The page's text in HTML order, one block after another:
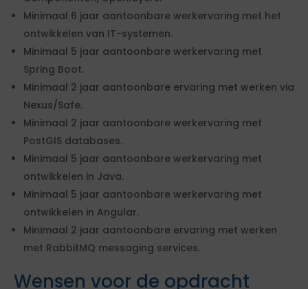
Minimaal 6 jaar aantoonbare werkervaring met het
ontwikkelen van IT-systemen.
Minimaal 5 jaar aantoonbare werkervaring met
Spring Boot.
Minimaal 2 jaar aantoonbare ervaring met werken via
Nexus/Safe.
Minimaal 2 jaar aantoonbare werkervaring met
PostGIS databases.
Minimaal 5 jaar aantoonbare werkervaring met
ontwikkelen in Java.
Minimaal 5 jaar aantoonbare werkervaring met
ontwikkelen in Angular.
Minimaal 2 jaar aantoonbare ervaring met werken
met RabbitMQ messaging services.
Wensen voor de opdracht